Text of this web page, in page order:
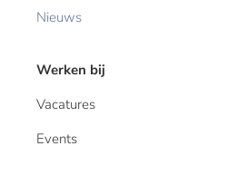
Nieuws
Werken bij
Vacatures
Events